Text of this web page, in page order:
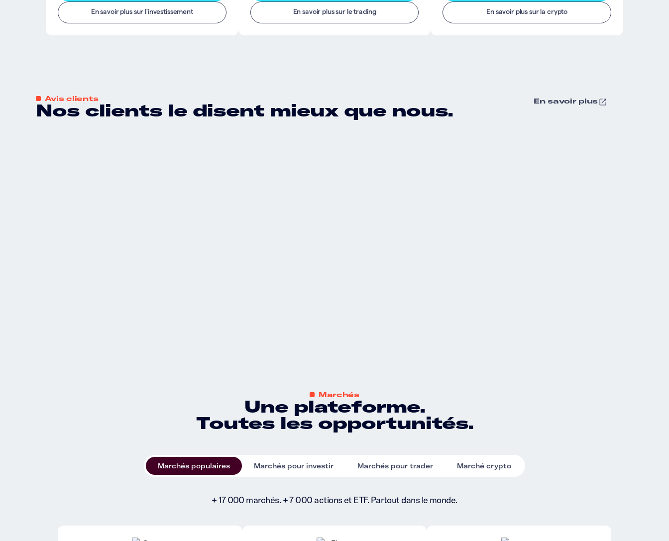
En savoir plus sur l'investissement En savoir plus sur le trading En savoir plus sur la crypto
Avis clients
Nos clients le disent mieux que nous. En savoir plus
Marchés
Une plateforme.
Toutes les opportunités.
Marchés populaires Marchés pour investir Marchés pour trader Marché crypto
+ 17 000 marchés. + 7 000 actions et ETF. Partout dans le monde.